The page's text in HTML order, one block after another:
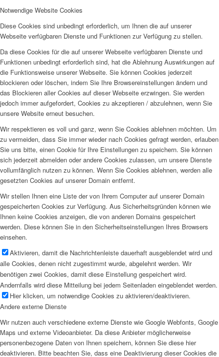
Notwendige Website Cookies
Diese Cookies sind unbedingt erforderlich, um Ihnen die auf unserer
Webseite verfügbaren Dienste und Funktionen zur Verfügung zu stellen.
Da diese Cookies für die auf unserer Webseite verfügbaren Dienste und
Funktionen unbedingt erforderlich sind, hat die Ablehnung Auswirkungen auf
die Funktionsweise unserer Webseite. Sie können Cookies jederzeit
blockieren oder löschen, indem Sie Ihre Browsereinstellungen ändern und
das Blockieren aller Cookies auf dieser Webseite erzwingen. Sie werden
jedoch immer aufgefordert, Cookies zu akzeptieren / abzulehnen, wenn Sie
unsere Website erneut besuchen.
Wir respektieren es voll und ganz, wenn Sie Cookies ablehnen möchten. Um
zu vermeiden, dass Sie immer wieder nach Cookies gefragt werden, erlauben
Sie uns bitte, einen Cookie für Ihre Einstellungen zu speichern. Sie können
sich jederzeit abmelden oder andere Cookies zulassen, um unsere Dienste
vollumfänglich nutzen zu können. Wenn Sie Cookies ablehnen, werden alle
gesetzten Cookies auf unserer Domain entfernt.
Wir stellen Ihnen eine Liste der von Ihrem Computer auf unserer Domain
gespeicherten Cookies zur Verfügung. Aus Sicherheitsgründen können wie
Ihnen keine Cookies anzeigen, die von anderen Domains gespeichert
werden. Diese können Sie in den Sicherheitseinstellungen Ihres Browsers
einsehen.
Aktivieren, damit die Nachrichtenleiste dauerhaft ausgeblendet wird und
alle Cookies, denen nicht zugestimmt wurde, abgelehnt werden. Wir
benötigen zwei Cookies, damit diese Einstellung gespeichert wird.
Andernfalls wird diese Mitteilung bei jedem Seitenladen eingeblendet werden.
Hier klicken, um notwendige Cookies zu aktivieren/deaktivieren.
Andere externe Dienste
Wir nutzen auch verschiedene externe Dienste wie Google Webfonts, Google
Maps und externe Videoanbieter. Da diese Anbieter möglicherweise
personenbezogene Daten von Ihnen speichern, können Sie diese hier
deaktivieren. Bitte beachten Sie, dass eine Deaktivierung dieser Cookies die